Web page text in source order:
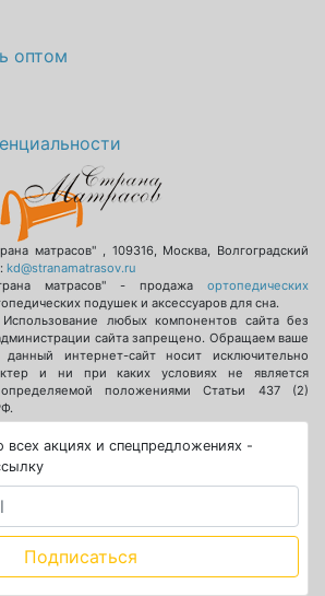
оптом
матрасов" , 109316, Москва, Волгоградский
kd@stranamatrasov.ru
матрасов" - продажа ортопедических
подушек и аксессуаров для сна.
любых компонентов сайта без
сайта запрещено. Обращаем ваше
интернет-сайт носит исключительно
и ни при каких условиях не является
положениями Статьи 437 (2)
всех акциях и спецпредложениях -